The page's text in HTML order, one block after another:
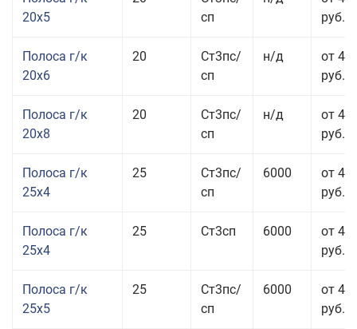
20x5
сп
руб.
Полоса г/к
20x6
20
Ст3пс/
сп
н/д
от 45
руб.
Полоса г/к
20x8
20
Ст3пс/
сп
н/д
от 45
руб.
Полоса г/к
25x4
25
Ст3пс/
сп
6000
от 43
руб.
Полоса г/к
25x4
25 Ст3сп 6000
от 43
руб.
Полоса г/к
25x5
25
Ст3пс/
сп
6000
от 42
руб.